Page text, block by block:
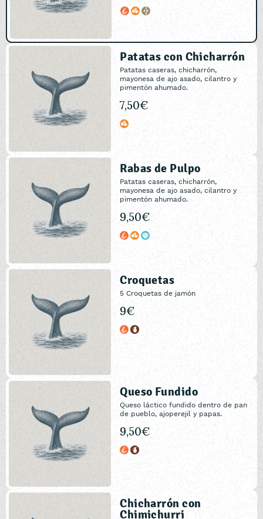
Patatas con Chicharrón
Patatas caseras, chicharrón,
mayonesa de ajo asado, cilantro y
pimentón ahumado.
7,50€
Rabas de Pulpo
Patatas caseras, chicharrón,
mayonesa de ajo asado, cilantro y
pimentón ahumado.
9,50€
Croquetas
5 Croquetas de jamón
9€
Queso Fundido
Queso láctico fundido dentro de pan
de pueblo, ajoperejil y papas.
9,50€
Chicharrón con
Chimichurri